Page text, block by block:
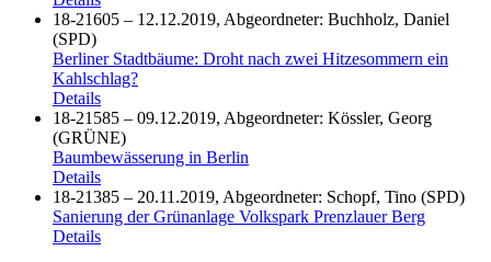
18-21605 – 12.12.2019, Abgeordneter: Buchholz, Daniel
(SPD)
Berliner Stadtbäume: Droht nach zwei Hitzesommern ein
Kahlschlag?
Details
18-21585 – 09.12.2019, Abgeordneter: Kössler, Georg
(GRÜNE)
Baumbewässerung in Berlin
Details
18-21385 – 20.11.2019, Abgeordneter: Schopf, Tino (SPD)
Sanierung der Grünanlage Volkspark Prenzlauer Berg
Details